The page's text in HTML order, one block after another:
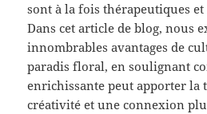
sont à la fois thérapeutiques
Dans cet article de blog, nous
innombrables avantages de
paradis floral, en soulignant
enrichissante peut apporter
créativité et une connexion